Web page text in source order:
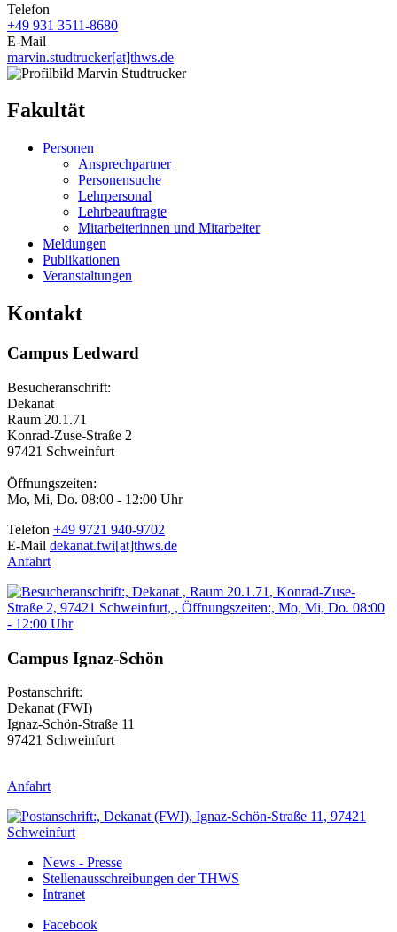
Telefon
+49 931 3511-8680
E-Mail
marvin.studtrucker[at]thws.de
Fakultät
Personen
Ansprechpartner
Personensuche
Lehrpersonal
Lehrbeauftragte
Mitarbeiterinnen und Mitarbeiter
Meldungen
Publikationen
Veranstaltungen
Kontakt
Campus Ledward
Besucheranschrift:
Dekanat
Raum 20.1.71
Konrad-Zuse-Straße 2
97421 Schweinfurt
Öffnungszeiten:
Mo, Mi, Do. 08:00 - 12:00 Uhr
Telefon +49 9721 940-9702
E-Mail dekanat.fwi[at]thws.de
Anfahrt
Campus Ignaz-Schön
Postanschrift:
Dekanat (FWI)
Ignaz-Schön-Straße 11
97421 Schweinfurt
Anfahrt
News - Presse
Stellenausschreibungen der THWS
Intranet
Facebook